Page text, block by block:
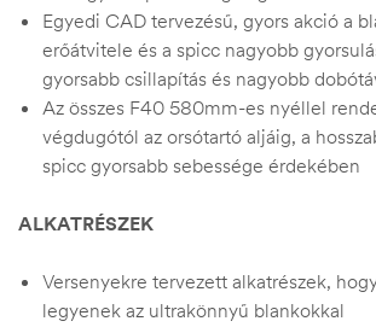
Egyedi CAD tervezésű, gyors akció a
erőátvitele és a spicc nagyobb
gyorsabb csillapítás és nagyobb
Az összes F40 580mm-es nyéllel
végdugótól az orsótartó aljáig, a
spicc gyorsabb sebessége érdekében
ALKATRÉSZEK
Versenyekre tervezett alkatrészek,
legyenek az ultrakönnyű blankokkal